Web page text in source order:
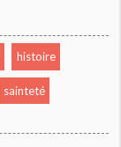
histoire
sainteté